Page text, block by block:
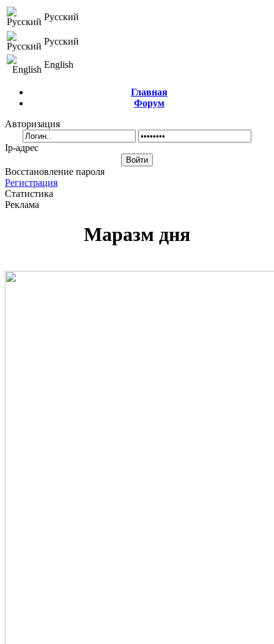
Русский
Русский
English
Главная
Форум
Авторизация
Ip-адрес
Восстановление пароля
Регистрация
Статистика
Реклама
Маразм дня